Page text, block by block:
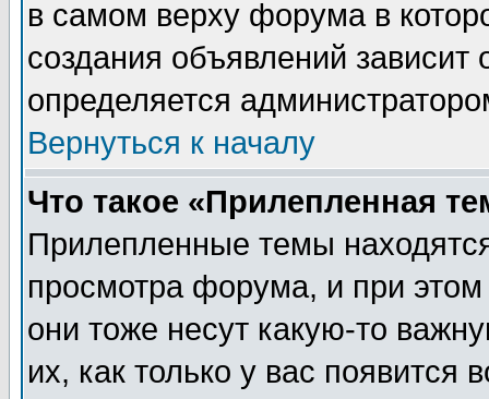
в самом верху форума в
создания объявлений зависит
определяется
Вернуться к началу
Что такое «Прилепленная
Прилепленные темы
просмотра форума, и при
они тоже несут какую-то
их, как только у вас появится